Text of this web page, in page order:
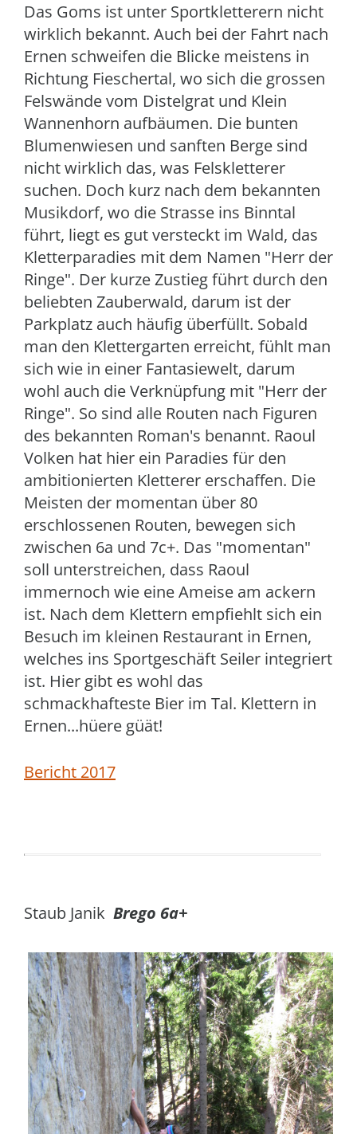
Das Goms ist unter Sportkletterern nicht
wirklich bekannt. Auch bei der Fahrt nach
Ernen schweifen die Blicke meistens in
Richtung Fieschertal, wo sich die grossen
Felswände vom Distelgrat und Klein
Wannenhorn aufbäumen. Die bunten
Blumenwiesen und sanften Berge sind
nicht wirklich das, was Felskletterer
suchen. Doch kurz nach dem bekannten
Musikdorf, wo die Strasse ins Binntal
führt, liegt es gut versteckt im Wald, das
Kletterparadies mit dem Namen "Herr der
Ringe". Der kurze Zustieg führt durch den
beliebten Zauberwald, darum ist der
Parkplatz auch häufig überfüllt. Sobald
man den Klettergarten erreicht, fühlt man
sich wie in einer Fantasiewelt, darum
wohl auch die Verknüpfung mit "Herr der
Ringe". So sind alle Routen nach Figuren
des bekannten Roman's benannt. Raoul
Volken hat hier ein Paradies für den
ambitionierten Kletterer erschaffen. Die
Meisten der momentan über 80
erschlossenen Routen, bewegen sich
zwischen 6a und 7c+. Das "momentan"
soll unterstreichen, dass Raoul
immernoch wie eine Ameise am ackern
ist. Nach dem Klettern empfiehlt sich ein
Besuch im kleinen Restaurant in Ernen,
welches ins Sportgeschäft Seiler integriert
ist. Hier gibt es wohl das
schmackhafteste Bier im Tal. Klettern in
Ernen...hüere güät!
Bericht 2017
Staub Janik Brego 6a+